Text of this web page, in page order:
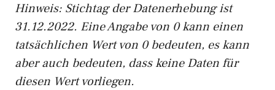
Hinweis: Stichtag der Datenerhebung ist
31.12.2022. Eine Angabe von 0 kann einen
tatsächlichen Wert von 0 bedeuten, es kann
aber auch bedeuten, dass keine Daten für
diesen Wert vorliegen.